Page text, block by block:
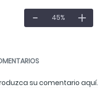
45%
y multimedia
su comentario aquí.